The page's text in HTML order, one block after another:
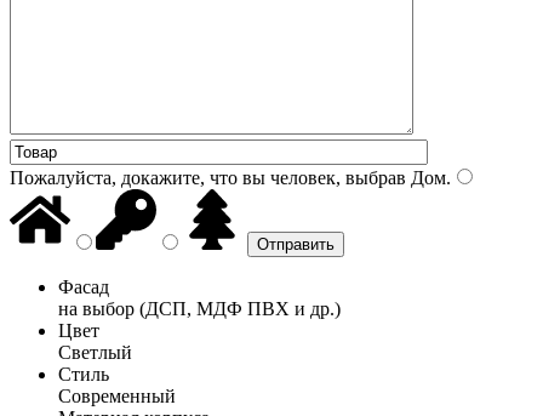
Пожалуйста, докажите, что вы человек, выбрав Дом.
Фасад
на выбор (ДСП, МДФ ПВХ и др.)
Цвет
Светлый
Стиль
Современный